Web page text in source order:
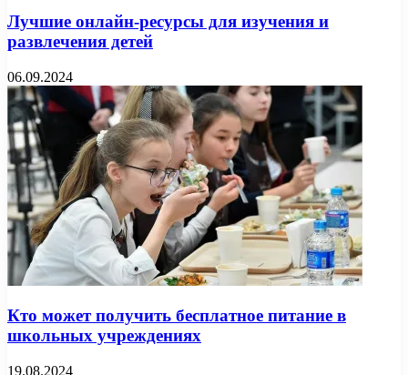
Лучшие онлайн-ресурсы для изучения и
развлечения детей
06.09.2024
Кто может получить бесплатное питание в
школьных учреждениях
19.08.2024